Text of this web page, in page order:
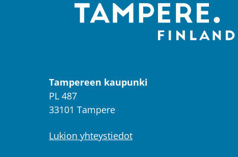
Tampereen kaupunki
PL 487
33101 Tampere
Lukion yhteystiedot